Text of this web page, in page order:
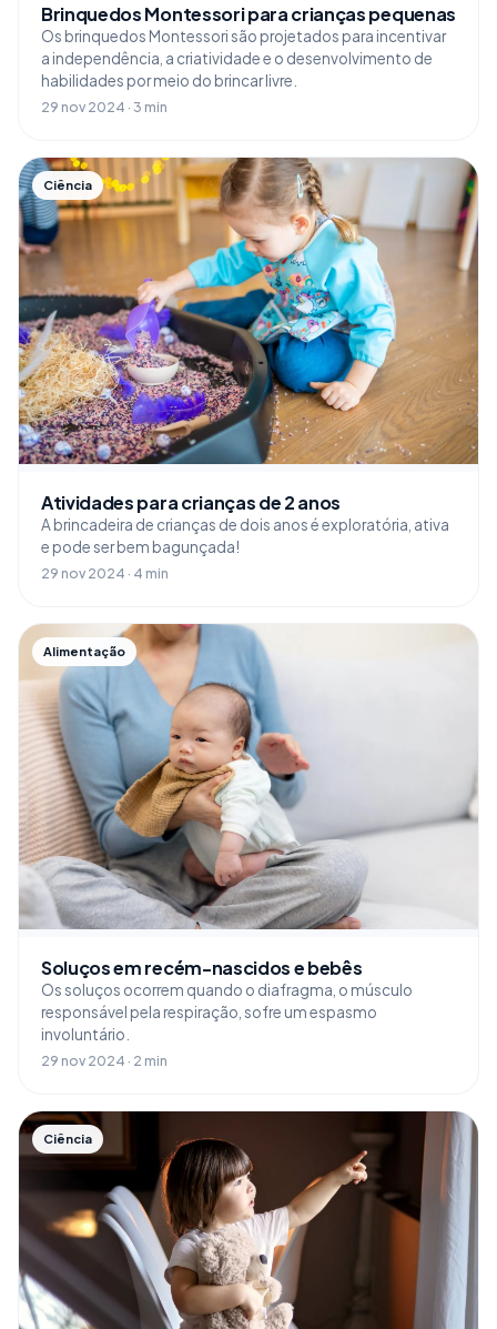
Brinquedos Montessori para crianças pequenas
Os brinquedos Montessori são projetados para incentivar
a independência, a criatividade e o desenvolvimento de
habilidades por meio do brincar livre.
29 nov 2024 · 3 min
Ciência
Atividades para crianças de 2 anos
A brincadeira de crianças de dois anos é exploratória, ativa
e pode ser bem bagunçada!
29 nov 2024 · 4 min
Alimentação
Soluços em recém-nascidos e bebês
Os soluços ocorrem quando o diafragma, o músculo
responsável pela respiração, sofre um espasmo
involuntário.
29 nov 2024 · 2 min
Ciência